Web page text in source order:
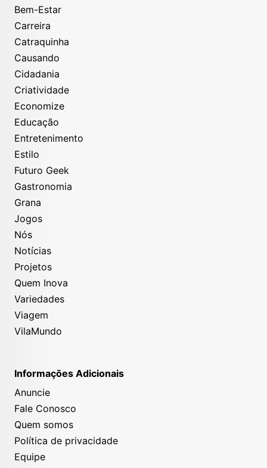
Bem-Estar
Carreira
Catraquinha
Causando
Cidadania
Criatividade
Economize
Educação
Entretenimento
Estilo
Futuro Geek
Gastronomia
Grana
Jogos
Nós
Notícias
Projetos
Quem Inova
Variedades
Viagem
VilaMundo
Informações Adicionais
Anuncie
Fale Conosco
Quem somos
Política de privacidade
Equipe